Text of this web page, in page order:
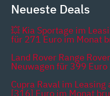
Neueste Deals
💥 Kia Sportage im
für 271 Euro im Monat
Land Rover Range
Neuwagen für 399
Cupra Raval im
[316] Euro im Monat